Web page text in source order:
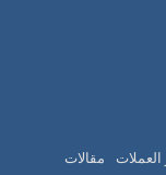
العملات مقالات